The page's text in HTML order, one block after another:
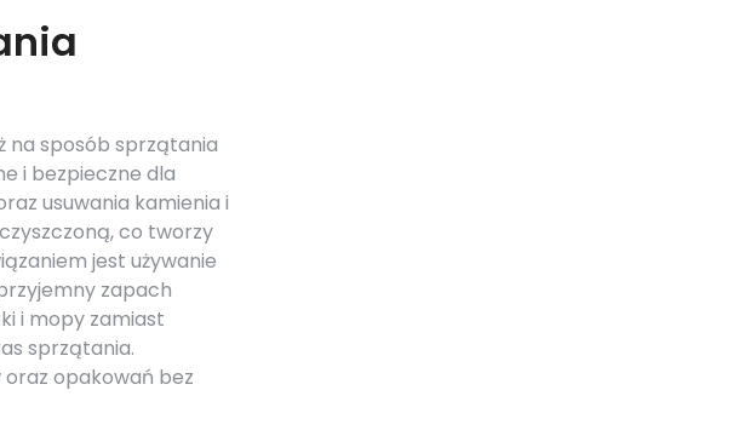
na sposób sprzątania
i bezpieczne dla
usuwania kamienia i
co tworzy
jest używanie
zapach
i mopy zamiast
sprzątania.
opakowań bez